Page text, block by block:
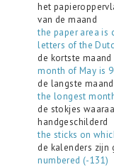
het
van de maand
the paper area is
letters of the
de kortste
month of May is
de langste
the longest
de stokjes
handgeschilderd
the sticks on
de kalenders
numbered (-131)